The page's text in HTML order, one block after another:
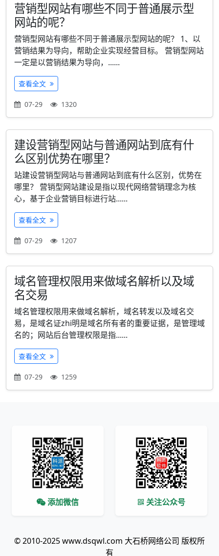
营销型网站有哪些不同于普通展示型
网站的呢？
营销型网站有哪些不同于普通展示型网站的呢？ 1、以
营销结果为导向，帮助企业实现经营目标。 营销型网站
一定是以营销结果为导向，......
查看全文
07-29 1320
建设营销型网站与普通网站到底有什
么区别优势在哪里？
站建设营销型网站与普通网站到底有什么区别，优势在
哪里？ 营销型网站建设是指以现代网络营销理念为核
心，基于企业营销目标进行站......
查看全文
07-29 1207
域名管理权限用来做域名解析以及域
名交易
域名管理权限用来做域名解析，域名转发以及域名交
易，是域名证zhi明是域名所有者的重要证据，是管理域
名的；网站后台管理权限是指......
查看全文
07-29 1259
添加微信 关注公众号
© 2010-2025 www.dsqwl.com 大石桥网络公司 版权所
有